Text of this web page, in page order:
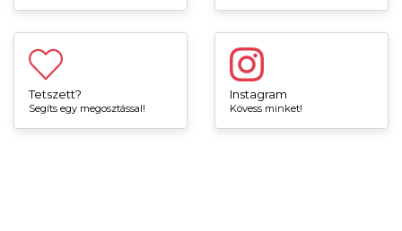
Tetszett?
Segíts egy megosztással!
Instagram
Kövess minket!